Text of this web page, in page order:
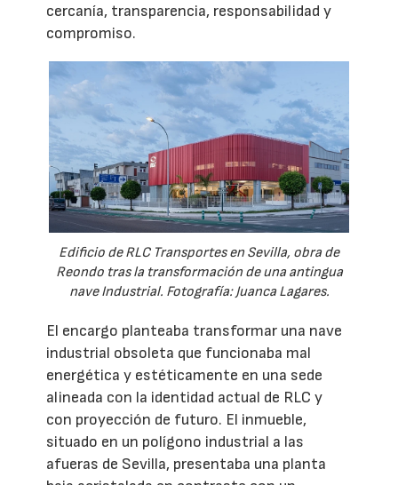
cercanía, transparencia, responsabilidad y
compromiso.
Edificio de RLC Transportes en Sevilla, obra de
Reondo tras la transformación de una antingua
nave Industrial. Fotografía: Juanca Lagares.
El encargo planteaba transformar una nave
industrial obsoleta que funcionaba mal
energética y estéticamente en una sede
alineada con la identidad actual de RLC y
con proyección de futuro. El inmueble,
situado en un polígono industrial a las
afueras de Sevilla, presentaba una planta